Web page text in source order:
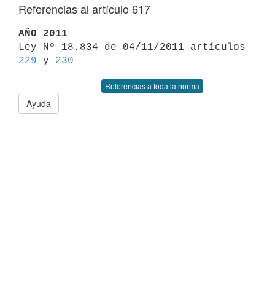
Referencias al artículo 617
AÑO 2011
229 y 230
Referencias a toda la norma
Ayuda